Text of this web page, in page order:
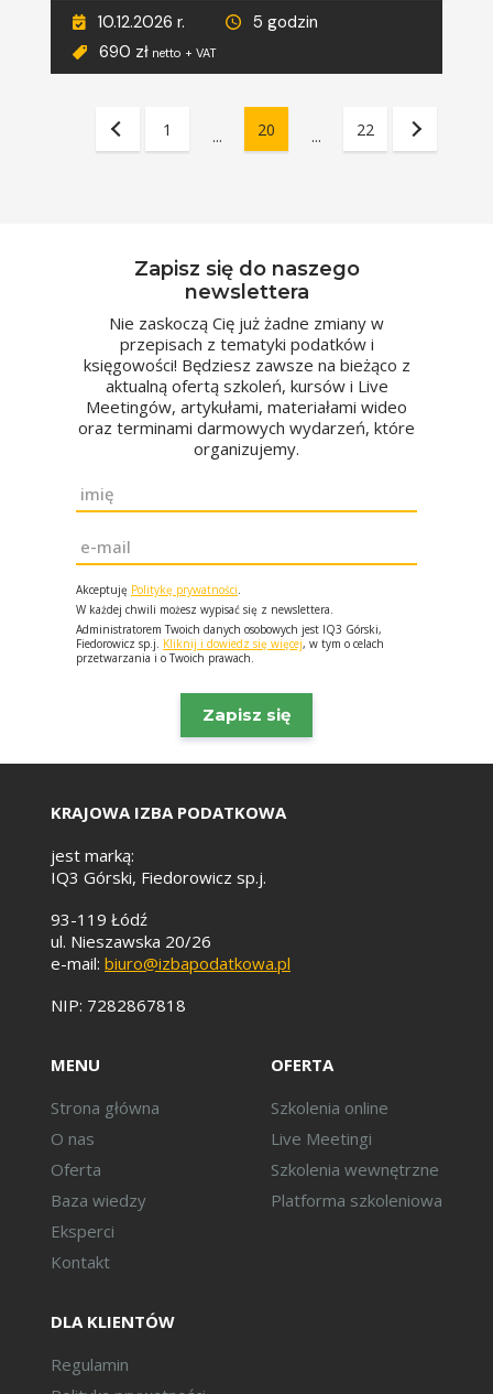
10.12.2026 r.
5 godzin
690 zł netto + VAT
1 ... 20 ... 22
Zapisz się do naszego
newslettera
Nie zaskoczą Cię już żadne zmiany w
przepisach z tematyki podatków i
księgowości! Będziesz zawsze na bieżąco z
aktualną ofertą szkoleń, kursów i Live
Meetingów, artykułami, materiałami wideo
oraz terminami darmowych wydarzeń, które
organizujemy.
Imię
*
Email
*
Akceptuję Politykę prywatności.
W każdej chwili możesz wypisać się z newslettera.
Administratorem Twoich danych osobowych jest IQ3 Górski,
Fiedorowicz sp.j. Kliknij i dowiedz się więcej, w tym o celach
przetwarzania i o Twoich prawach.
KRAJOWA IZBA PODATKOWA
jest marką:
IQ3 Górski, Fiedorowicz sp.j.
93-119 Łódź
ul. Nieszawska 20/26
e-mail: biuro@izbapodatkowa.pl
NIP: 7282867818
MENU
Strona główna
O nas
Oferta
Baza wiedzy
Eksperci
Kontakt
OFERTA
Szkolenia online
Live Meetingi
Szkolenia wewnętrzne
Platforma szkoleniowa
DLA KLIENTÓW
Regulamin